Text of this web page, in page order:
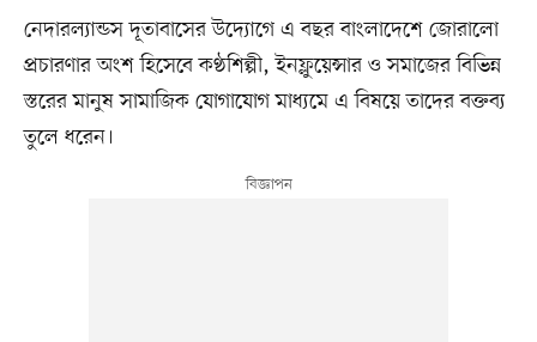
নেদারল্যান্ডস দূতাবাসের উদ্যোগে এ বছর বাংলাদেশে জোরালো
প্রচারণার অংশ হিসেবে কণ্ঠশিল্পী, ইনফ্লুয়েন্সার ও সমাজের বিভিন্ন
স্তরের মানুষ সামাজিক যোগাযোগ মাধ্যমে এ বিষয়ে তাদের বক্তব্য
তুলে ধরেন।